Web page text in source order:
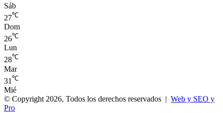
Sáb
27℃
Dom
26℃
Lun
28℃
Mar
31 ℃
Mié
© Copyright 2026, Todos los derechos reservados | Web y SEO y
Pro